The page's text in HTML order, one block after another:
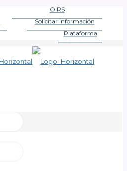
OIRS
Solicitar Información
Plataforma